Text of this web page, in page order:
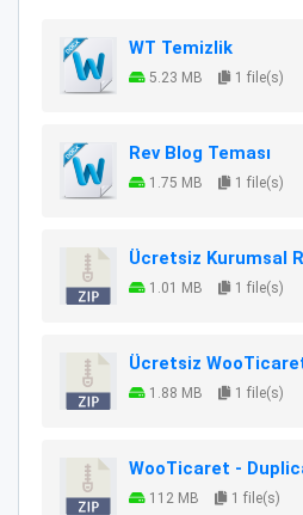
WT Temizlik
5.23 MB 1 file(s)
Rev Blog Teması
1.75 MB 1 file(s)
Ücretsiz Kurumsal
1.01 MB 1 file(s)
Ücretsiz
1.88 MB 1 file(s)
WooTicaret -
112 MB 1 file(s)